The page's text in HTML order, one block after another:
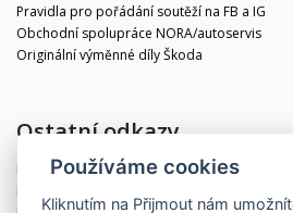
Pravidla pro pořádání soutěží na FB a IG
Obchodní spolupráce NORA/autoservis
Originální výměnné díly Škoda
Ostatní odkazy
Blog
Používáme cookies
Kliknutím na Přijmout nám